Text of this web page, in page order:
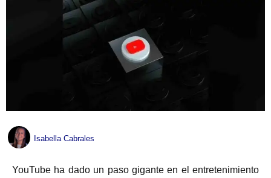
Isabella Cabrales
YouTube ha dado un paso gigante en el entretenimiento